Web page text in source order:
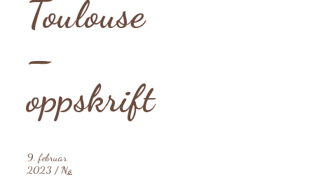
Toulouse
–
oppskrift
9. februar
2023 / No